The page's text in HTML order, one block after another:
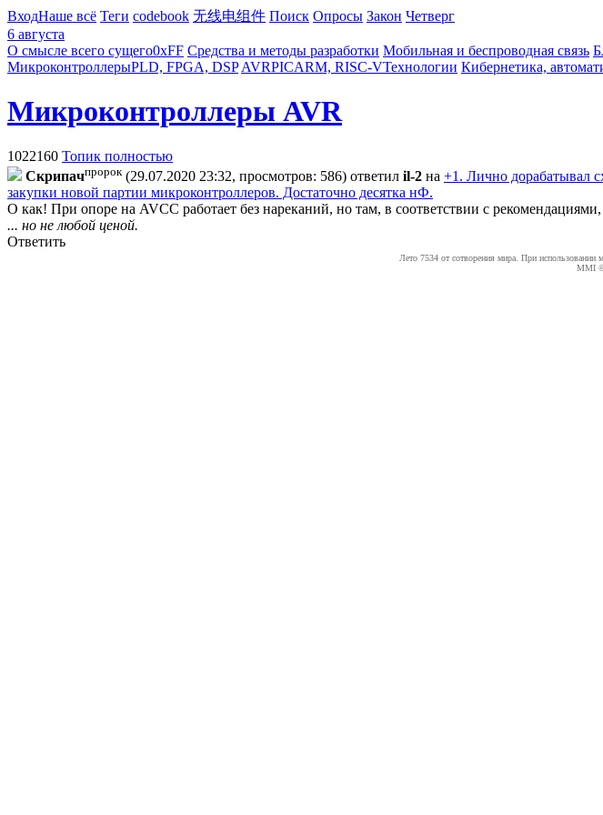
ВходНаше всё Теги codebook 无线电组件 Поиск Опросы Закон Четверг
6 августа
О смысле всего сущего0xFF Средства и методы разработки Мобильная и беспроводная связь
МикроконтроллерыPLD, FPGA, DSP AVRPICARM, RISC-VТехнологии Кибернетика,
Микроконтроллеры AVR
1022160 Топик полностью
Cкpипaчпророк (29.07.2020 23:32, просмотров: 586) ответил il-2 на +1. Лично дорабатывал
закупки новой партии микроконтроллеров. Достаточно десятка нФ.
О как! При опоре на AVCC работает без нареканий, но там, в соответствии с
... но не любой ценой.
Ответить
Лето 7534 от сотворения мира. При использовании
MMI